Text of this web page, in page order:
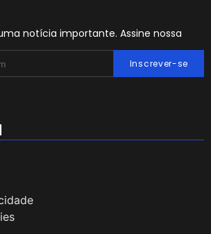
notícia importante. Assine nossa
Inscrever-se